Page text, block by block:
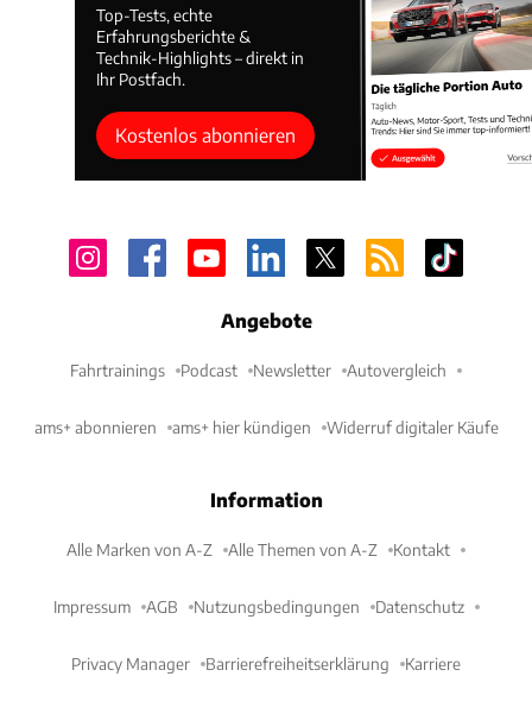
Top-Tests, echte
Erfahrungsberichte &
Technik-Highlights – direkt in
Ihr Postfach.
Kostenlos abonnieren
Angebote
Fahrtrainings Podcast Newsletter Autovergleich
ams+ abonnieren ams+ hier kündigen Widerruf digitaler Käufe
Information
Alle Marken von A-Z Alle Themen von A-Z Kontakt
Impressum AGB Nutzungsbedingungen Datenschutz
Privacy Manager Barrierefreiheitserklärung Karriere